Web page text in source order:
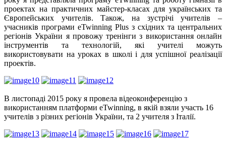
проектах на практичних майстер-класах для українських та
Європейських учителів. Також, на зустрічі учителів –
учасників програми eTwinning Plus з східних та центральних
регіонів України я провожу тренінги з використання онлайн
інструментів та технологій, які учителі можуть
використовувати на уроках в школі і для успішної реалізації
проектів.
В листопаді 2015 року я провела відеоконференцію з
використанням платформи eTwinning, в якій взяли участь 16
учителів з різних регіонів України, та 2 учителя з Італії.